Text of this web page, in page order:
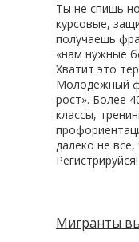
Ты не спишь
курсовые,
получаешь
«нам нужные
Хватит это
Молодежный
рост». Более
классы,
далеко не
Регистрируйся!
Мигранты